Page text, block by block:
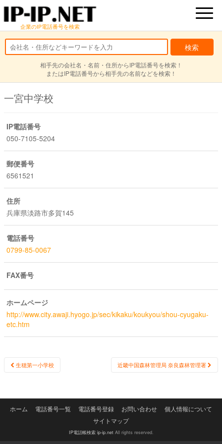
企業のIP電話番号を検索
相手先の会社名・名前・住所からIP電話番号を検索！
またはIP電話番号から相手先の名前などを検索！
一宮中学校
IP電話番号
050-7105-5204
郵便番号
6561521
住所
兵庫県淡路市多賀145
電話番号
0799-85-0067
FAX番号
ホームページ
http://www.city.awaji.hyogo.jp/sec/kikaku/koukyou/shou-cyugaku-
etc.htm
Post
生穂第一小学校 近畿中国森林管理局 奈良森林管理署
ホーム 電話番号一覧 電話番号登録 お問い合わせ
個人情報について
サイトマップ
IP電話帳検索 ip-ip.netAll rights reserved.